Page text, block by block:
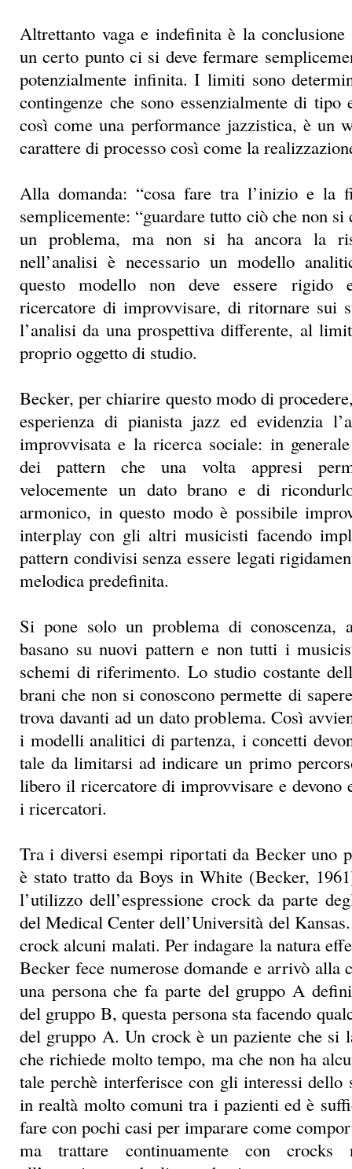
Altrettanto vaga e indefinita è la
un certo punto ci si deve fermare
potenzialmente infinita. I limiti sono
contingenze che sono essenzialmente di
così come una performance jazzistica, è un
carattere di processo così come la
Alla domanda: “cosa fare tra l’inizio e la
semplicemente: “guardare tutto ciò che non
un problema, ma non si ha ancora la
nell’analisi è necessario un modello
questo modello non deve essere rigido
ricercatore di improvvisare, di ritornare sui
l’analisi da una prospettiva differente, al
proprio oggetto di studio.
Becker, per chiarire questo modo di
esperienza di pianista jazz ed evidenzia
improvvisata e la ricerca sociale: in
dei pattern che una volta appresi
velocemente un dato brano e di
armonico, in questo modo è possibile
interplay con gli altri musicisti facendo
pattern condivisi senza essere legati
melodica predefinita.
Si pone solo un problema di
basano su nuovi pattern e non tutti i
schemi di riferimento. Lo studio costante
brani che non si conoscono permette di
trova davanti ad un dato problema. Così
i modelli analitici di partenza, i concetti
tale da limitarsi ad indicare un primo
libero il ricercatore di improvvisare e devono
i ricercatori.
Tra i diversi esempi riportati da Becker uno
è stato tratto da Boys in White (Becker,
l’utilizzo dell’espressione crock da parte
del Medical Center dell’Università del
crock alcuni malati. Per indagare la natura
Becker fece numerose domande e arrivò alla
una persona che fa parte del gruppo A
del gruppo B, questa persona sta facendo
del gruppo A. Un crock è un paziente che si
che richiede molto tempo, ma che non ha
tale perchè interferisce con gli interessi dello
in realtà molto comuni tra i pazienti ed è
fare con pochi casi per imparare come
ma trattare continuamente con crocks